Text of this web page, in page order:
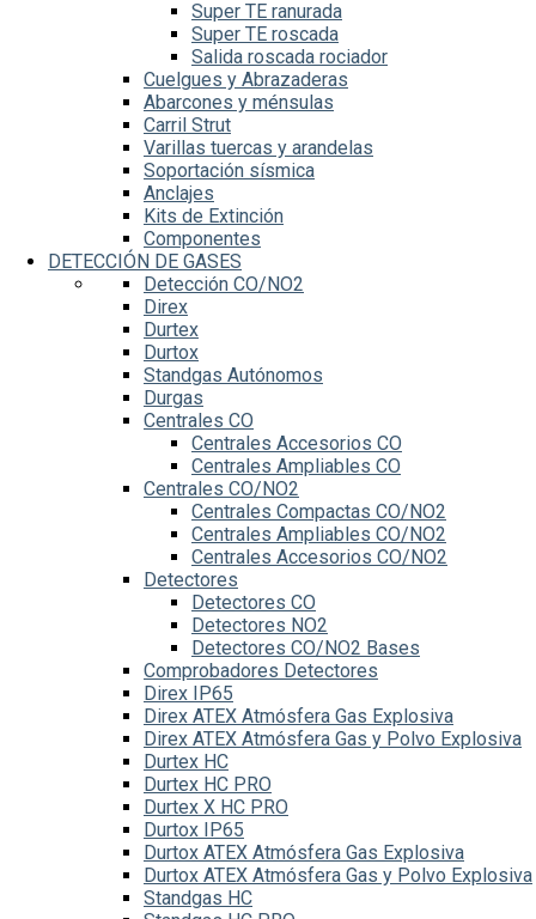
Super TE ranurada
Super TE roscada
Salida roscada rociador
Cuelgues y Abrazaderas
Abarcones y ménsulas
Carril Strut
Varillas tuercas y arandelas
Soportación sísmica
Anclajes
Kits de Extinción
Componentes
DETECCIÓN DE GASES
Detección CO/NO2
Direx
Durtex
Durtox
Standgas Autónomos
Durgas
Centrales CO
Centrales Accesorios CO
Centrales Ampliables CO
Centrales CO/NO2
Centrales Compactas CO/NO2
Centrales Ampliables CO/NO2
Centrales Accesorios CO/NO2
Detectores
Detectores CO
Detectores NO2
Detectores CO/NO2 Bases
Comprobadores Detectores
Direx IP65
Direx ATEX Atmósfera Gas Explosiva
Direx ATEX Atmósfera Gas y Polvo Explosiva
Durtex HC
Durtex HC PRO
Durtex X HC PRO
Durtox IP65
Durtox ATEX Atmósfera Gas Explosiva
Durtox ATEX Atmósfera Gas y Polvo Explosiva
Standgas HC